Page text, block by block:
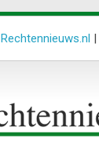
Rechtennieuws.nl |